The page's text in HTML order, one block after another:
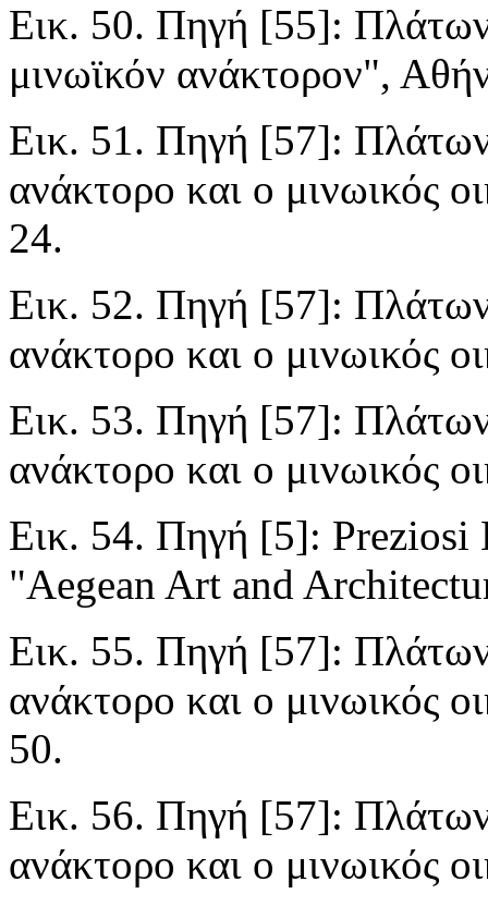
Εικ. 50. Πηγή [55]:
μινωϊκόν ανάκτορον",
Εικ. 51. Πηγή [57]:
ανάκτορο και ο μινωικός
24.
Εικ. 52. Πηγή [57]:
ανάκτορο και ο μινωικός
Εικ. 53. Πηγή [57]:
ανάκτορο και ο μινωικός
Εικ. 54. Πηγή [5]:
"Aegean Art and
Εικ. 55. Πηγή [57]:
ανάκτορο και ο μινωικός
50.
Εικ. 56. Πηγή [57]:
ανάκτορο και ο μινωικός